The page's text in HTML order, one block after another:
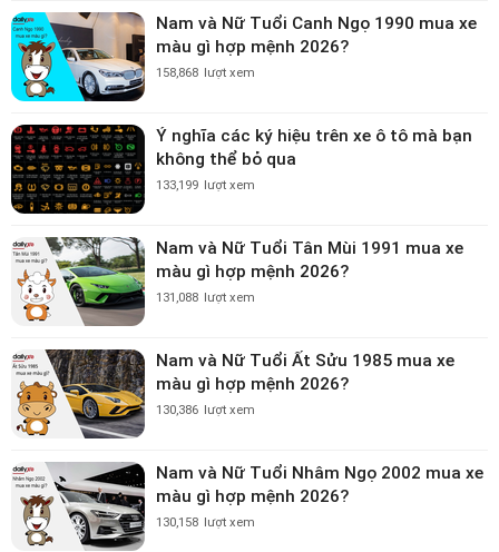
Nam và Nữ Tuổi Canh Ngọ 1990 mua xe
màu gì hợp mệnh 2026?
158,868 lượt xem
Ý nghĩa các ký hiệu trên xe ô tô mà bạn
không thể bỏ qua
133,199 lượt xem
Nam và Nữ Tuổi Tân Mùi 1991 mua xe
màu gì hợp mệnh 2026?
131,088 lượt xem
Nam và Nữ Tuổi Ất Sửu 1985 mua xe
màu gì hợp mệnh 2026?
130,386 lượt xem
Nam và Nữ Tuổi Nhâm Ngọ 2002 mua xe
màu gì hợp mệnh 2026?
130,158 lượt xem